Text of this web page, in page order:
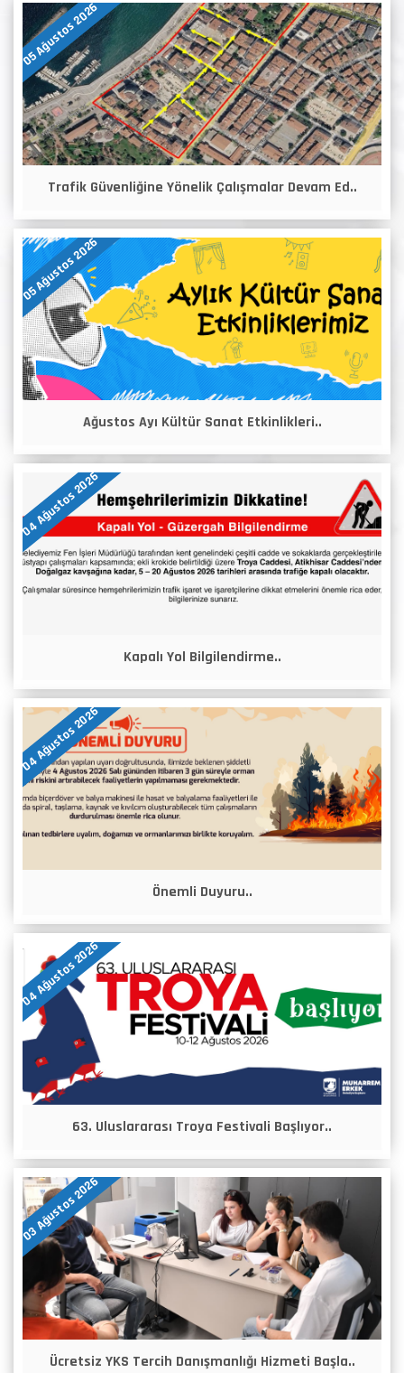
05 Ağustos 2026
Trafik Güvenliğine Yönelik Çalışmalar Devam Ed..
05 Ağustos 2026
Ağustos Ayı Kültür Sanat Etkinlikleri..
04 Ağustos 2026
Kapalı Yol Bilgilendirme..
04 Ağustos 2026
Önemli Duyuru..
04 Ağustos 2026
63. Uluslararası Troya Festivali Başlıyor..
03 Ağustos 2026
Ücretsiz YKS Tercih Danışmanlığı Hizmeti Başla..